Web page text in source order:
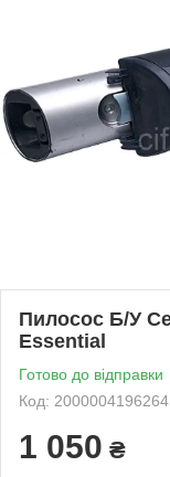
Пилосос Б/У
Essential
Готово до відправки
Код: 2000004196264
1 050 ₴